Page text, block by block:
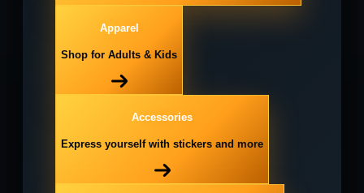
Apparel
Shop for Adults & Kids
Accessories
Express yourself with stickers and more